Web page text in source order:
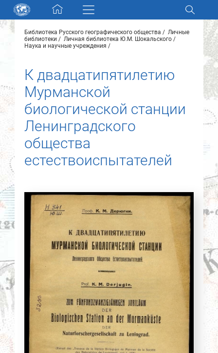
Skip navigation
Разделы и коллекции
Новости
О нас
Контакты
Партнеры
Библиотека Русского географического общества
Личные
библиотеки
Личная библиотека Ю.М. Шокальского
Наука и научные учреждения
К двадцатипятилетию
Мурманской
биологической станции
Ленинградского
общества
естествоиспытателей